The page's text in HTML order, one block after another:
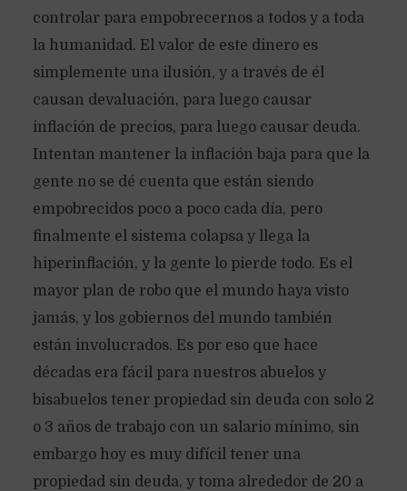
controlar para empobrecernos a todos y a toda
la humanidad. El valor de este dinero es
simplemente una ilusión, y a través de él
causan devaluación, para luego causar
inflación de precios, para luego causar deuda.
Intentan mantener la inflación baja para que la
gente no se dé cuenta que están siendo
empobrecidos poco a poco cada día, pero
finalmente el sistema colapsa y llega la
hiperinflación, y la gente lo pierde todo. Es el
mayor plan de robo que el mundo haya visto
jamás, y los gobiernos del mundo también
están involucrados. Es por eso que hace
décadas era fácil para nuestros abuelos y
bisabuelos tener propiedad sin deuda con solo 2
o 3 años de trabajo con un salario mínimo, sin
embargo hoy es muy difícil tener una
propiedad sin deuda, y toma alrededor de 20 a